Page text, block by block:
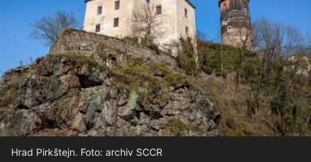
Hrad Pirkštejn. Foto: archiv SCCR